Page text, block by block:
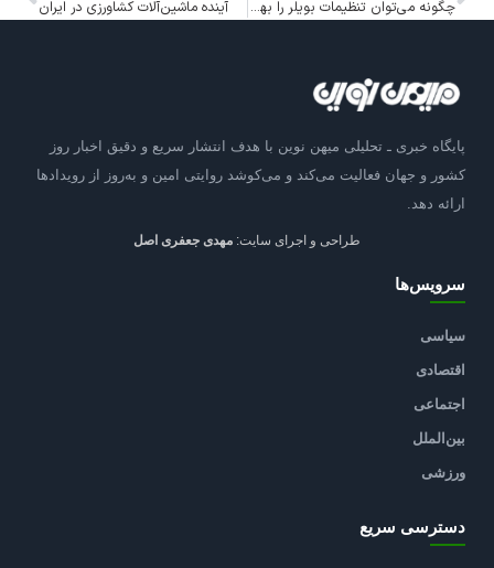
چگونه می‌توان تنظیمات بویلر را بهینه کرد؟ آینده ماشین‌آلات کشاورزی در ایران
پایگاه خبری ـ تحلیلی میهن نوین با هدف انتشار سریع و دقیق اخبار روز
کشور و جهان فعالیت می‌کند و می‌کوشد روایتی امین و به‌روز از رویدادها
ارائه دهد.
طراحی و اجرای سایت: مهدی جعفری اصل
سرویس‌ها
سیاسی
اقتصادی
اجتماعی
بین‌الملل
ورزشی
دسترسی سریع